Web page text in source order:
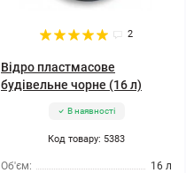
2
Відро пластмасове
будівельне чорне (16 л)
В наявності
Код товару: 5383
Об'єм:
16 л